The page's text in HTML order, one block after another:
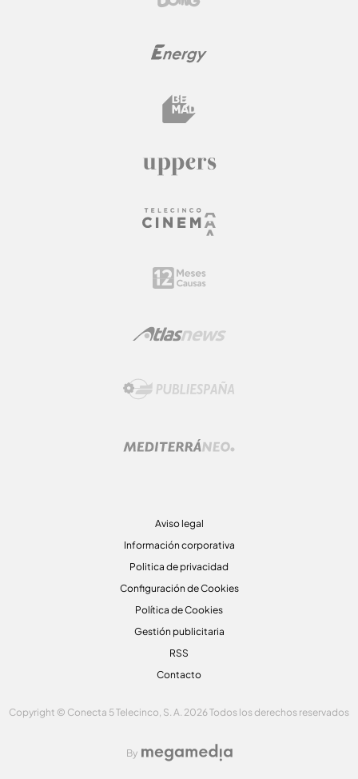
Aviso legal
Información corporativa
Politica de privacidad
Configuración de Cookies
Política de Cookies
Gestión publicitaria
RSS
Contacto
Copyright © Conecta 5 Telecinco, S. A. 2026 Todos los derechos reservados
By